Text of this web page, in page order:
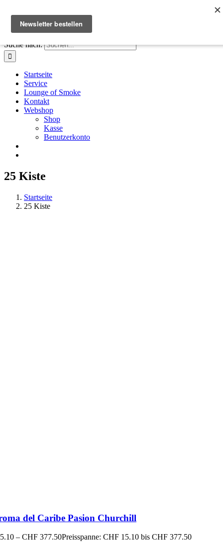
FacebookInstagramXE-Mail
+41 61 411 28 66|info@houseofsmoke.ch
Suche nach:
Startseite
Service
Lounge of Smoke
Kontakt
Webshop
Shop
Kasse
Benutzerkonto
25 Kiste
Startseite
25 Kiste
del Caribe Pasion Churchill
– CHF 377.50Preisspanne: CHF 15.10 bis CHF 377.50